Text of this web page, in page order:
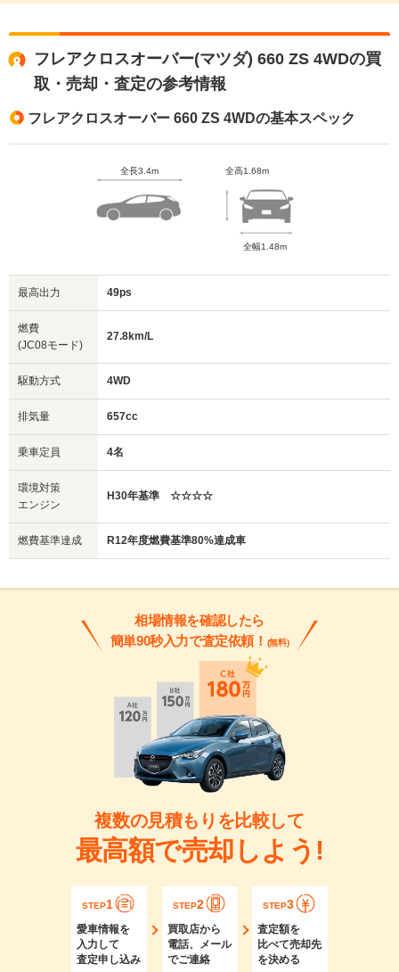
フレアクロスオーバー(マツダ) 660 ZS 4WDの買
取・売却・査定の参考情報
フレアクロスオーバー 660 ZS 4WDの基本スペック
全長3.4m 全高1.68m
全幅1.48m
最高出力 49ps
燃費
(JC08モード)
27.8km/L
駆動方式 4WD
排気量 657cc
乗車定員 4名
環境対策
エンジン
H30年基準 ☆☆☆☆
燃費基準達成 R12年度燃費基準80%達成車
相場情報を確認したら
簡単90秒入力で査定依頼！ (無料)
複数の見積もりを比較して
最高額で売却しよう!
STEP1
愛車情報を
入力して
査定申し込み
STEP2
買取店から
電話、メール
でご連絡
STEP3
査定額を
比べて売却先
を決める